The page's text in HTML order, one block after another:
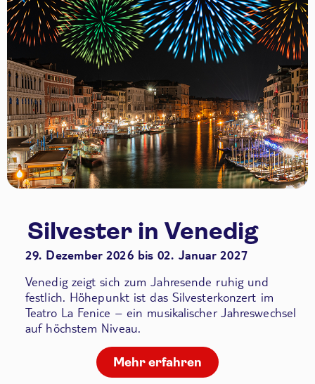
Silvester in Venedig
29. Dezember 2026 bis 02. Januar 2027
Venedig zeigt sich zum Jahresende ruhig und
festlich. Höhepunkt ist das Silvesterkonzert im
Teatro La Fenice – ein musikalischer Jahreswechsel
auf höchstem Niveau.
Mehr erfahren